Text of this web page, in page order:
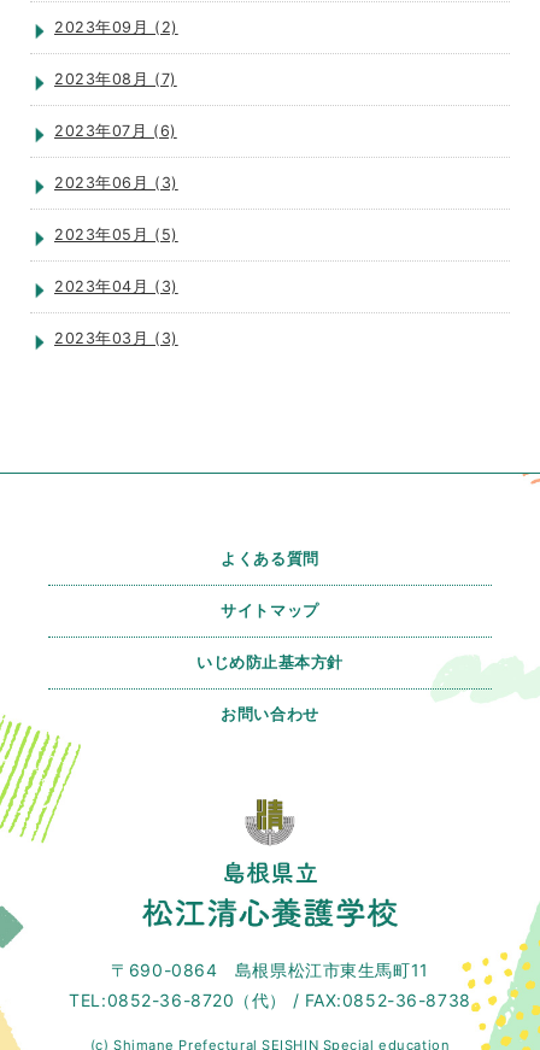
2023年09月 (2)
2023年08月 (7)
2023年07月 (6)
2023年06月 (3)
2023年05月 (5)
2023年04月 (3)
2023年03月 (3)
よくある質問
サイトマップ
いじめ防止基本方針
お問い合わせ
〒690-0864 島根県松江市東生馬町11
TEL:0852-36-8720（代） / FAX:0852-36-8738
(c) Shimane Prefectural SEISHIN Special education